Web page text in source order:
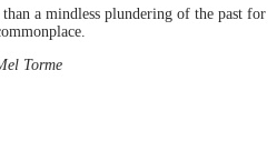
a mindless plundering of the past for
Torme